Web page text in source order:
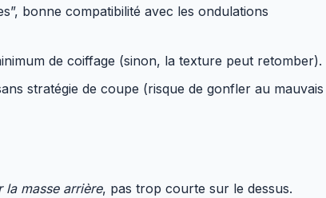
bonne compatibilité avec les ondulations
de coiffage (sinon, la texture peut retomber).
stratégie de coupe (risque de gonfler au mauvais
la masse arrière, pas trop courte sur le dessus.